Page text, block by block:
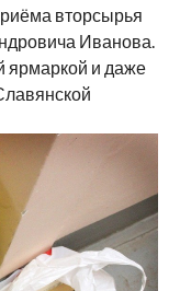
вторсырья
Иванова.
ярмаркой и даже